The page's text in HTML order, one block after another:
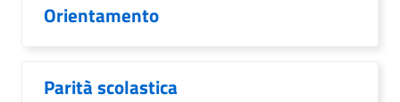
Orientamento
Parità scolastica